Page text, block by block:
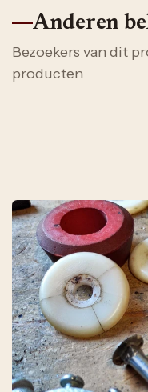
Anderen
Bezoekers van dit
producten